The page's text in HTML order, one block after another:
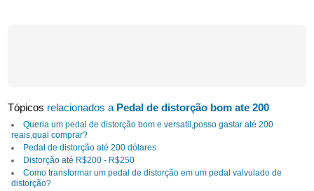
Tópicos relacionados a Pedal de distorção bom ate 200
Queria um pedal de distorção bom e versatil,posso gastar até 200
reais,qual comprar?
Pedal de distorção até 200 dólares
Distorção até R$200 - R$250
Como transformar um pedal de distorção em um pedal valvulado de
distorção?